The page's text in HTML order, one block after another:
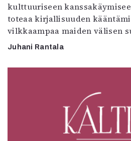
kulttuuriseen
toteaa kirjallisuuden
vilkkaampaa maiden välisen
Juhani Rantala